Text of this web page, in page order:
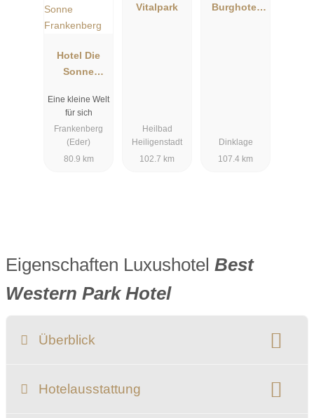
Hotel Die
Sonne
Eine kleine Welt
für sich
Frankenberg
(Eder)
80.9 km
Vitalpark
Heilbad
Heiligenstadt
102.7 km
Burghotel
Dinklage
107.4 km
Eigenschaften Luxushotel Best
Western Park Hotel
Überblick
Hotelausstattung